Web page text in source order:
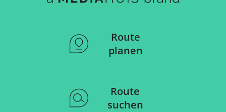
Route
planen
Route
suchen